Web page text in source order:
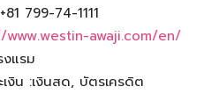
799-74-1111
awaji.com/en/
งแรม
เงิน :เงินสด, บัตรเครดิต